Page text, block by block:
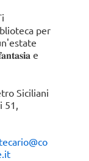
per
e
Siciliani
51,